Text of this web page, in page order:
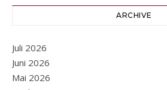
ARCHIVE
Juli 2026
Juni 2026
Mai 2026